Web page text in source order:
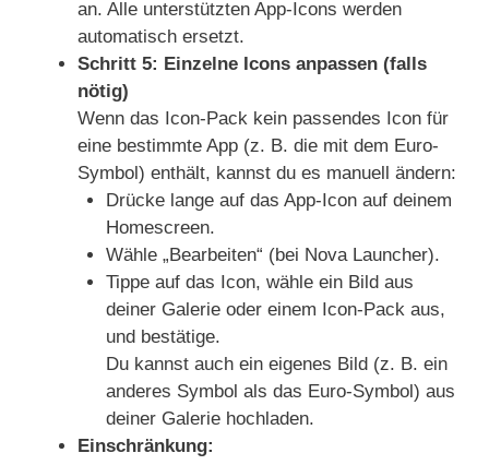
an. Alle unterstützten App-Icons werden
automatisch ersetzt.
Schritt 5: Einzelne Icons anpassen (falls
nötig)
Wenn das Icon-Pack kein passendes Icon für
eine bestimmte App (z. B. die mit dem Euro-
Symbol) enthält, kannst du es manuell ändern:
Drücke lange auf das App-Icon auf deinem
Homescreen.
Wähle „Bearbeiten“ (bei Nova Launcher).
Tippe auf das Icon, wähle ein Bild aus
deiner Galerie oder einem Icon-Pack aus,
und bestätige.
Du kannst auch ein eigenes Bild (z. B. ein
anderes Symbol als das Euro-Symbol) aus
deiner Galerie hochladen.
Einschränkung: